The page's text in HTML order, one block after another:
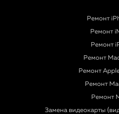
Ремонт
Ремонт
Ремонт
Ремонт
Ремонт
Ремонт
Ремонт
Замена видеокарты